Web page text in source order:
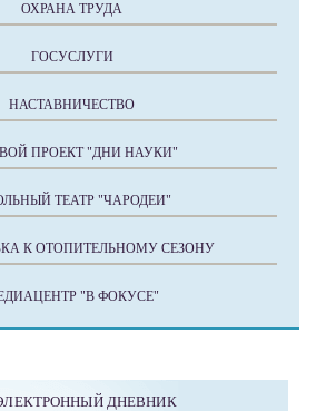
ОХРАНА ТРУДА
ГОСУСЛУГИ
НАСТАВНИЧЕСТВО
ПРОЕКТ "ДНИ НАУКИ"
ТЕАТР "ЧАРОДЕИ"
К ОТОПИТЕЛЬНОМУ СЕЗОНУ
"В ФОКУСЕ"
ДНЕВНИК